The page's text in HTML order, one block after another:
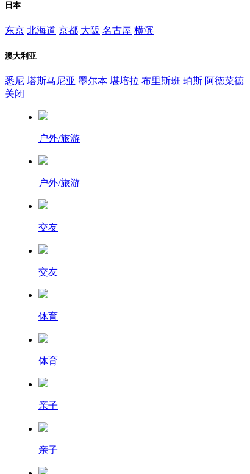
日本
东京 北海道 京都 大阪 名古屋 横滨
澳大利亚
悉尼 塔斯马尼亚 墨尔本 堪培拉 布里斯班 珀斯 阿德菜德
关闭
户外/旅游
户外/旅游
交友
交友
体育
体育
亲子
亲子